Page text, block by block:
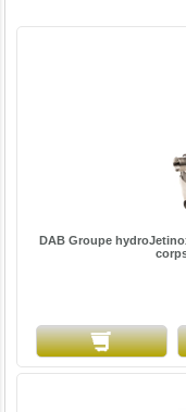
DAB Groupe